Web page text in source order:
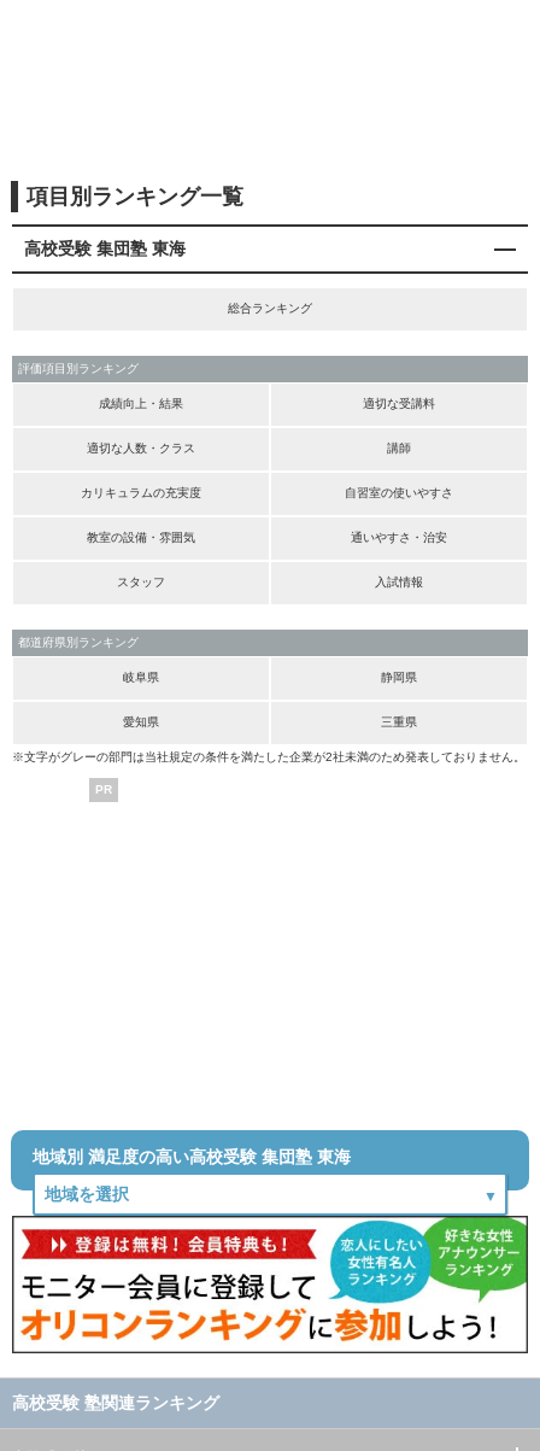
項目別ランキング一覧
高校受験 集団塾 東海
総合ランキング
評価項目別ランキング
成績向上・結果 適切な受講料
適切な人数・クラス 講師
カリキュラムの充実度 自習室の使いやすさ
教室の設備・雰囲気 通いやすさ・治安
スタッフ 入試情報
都道府県別ランキング
岐阜県 静岡県
愛知県 三重県
※文字がグレーの部門は当社規定の条件を満たした企業が2社未満のため発表しておりません。
PR
地域別 満足度の高い高校受験 集団塾 東海
高校受験 塾関連ランキング